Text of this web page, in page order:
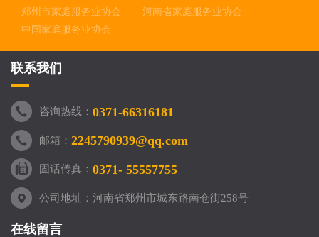
郑州市家庭服务业协会
河南省家庭服务业协会
中国家庭服务业协会
联系我们
咨询热线： 0371-66316181
邮箱： 2245790939@qq.com
固话传真： 0371- 55557755
公司地址：河南省郑州市城东路南仓街258号
在线留言